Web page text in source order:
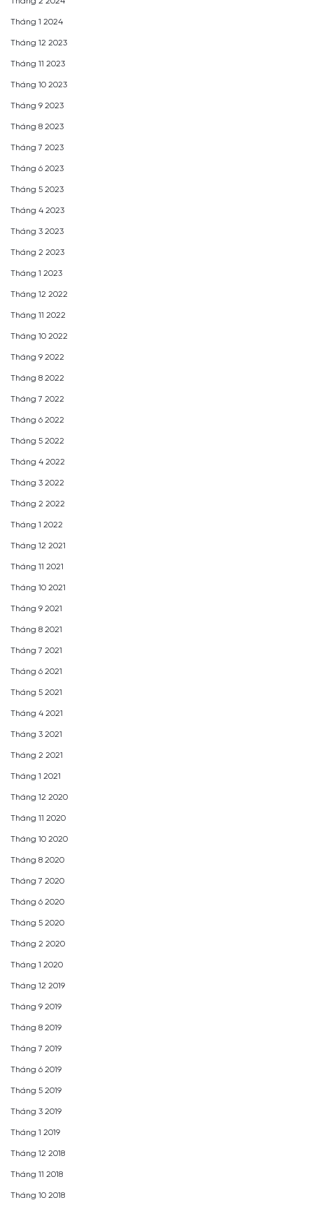
Tháng 1 2024
Tháng 12 2023
Tháng 11 2023
Tháng 10 2023
Tháng 9 2023
Tháng 8 2023
Tháng 7 2023
Tháng 6 2023
Tháng 5 2023
Tháng 4 2023
Tháng 3 2023
Tháng 2 2023
Tháng 1 2023
Tháng 12 2022
Tháng 11 2022
Tháng 10 2022
Tháng 9 2022
Tháng 8 2022
Tháng 7 2022
Tháng 6 2022
Tháng 5 2022
Tháng 4 2022
Tháng 3 2022
Tháng 2 2022
Tháng 1 2022
Tháng 12 2021
Tháng 11 2021
Tháng 10 2021
Tháng 9 2021
Tháng 8 2021
Tháng 7 2021
Tháng 6 2021
Tháng 5 2021
Tháng 4 2021
Tháng 3 2021
Tháng 2 2021
Tháng 1 2021
Tháng 12 2020
Tháng 11 2020
Tháng 10 2020
Tháng 8 2020
Tháng 7 2020
Tháng 6 2020
Tháng 5 2020
Tháng 2 2020
Tháng 1 2020
Tháng 12 2019
Tháng 9 2019
Tháng 8 2019
Tháng 7 2019
Tháng 6 2019
Tháng 5 2019
Tháng 3 2019
Tháng 1 2019
Tháng 12 2018
Tháng 11 2018
Tháng 10 2018